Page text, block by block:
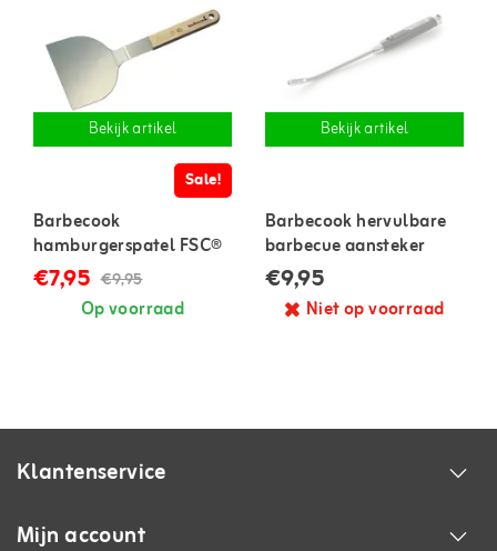
Bekijk artikel
Sale!
Barbecook
hamburgerspatel FSC®
€7,95 €9,95
Op voorraad
Bekijk artikel
Barbecook hervulbare
barbecue aansteker
€9,95
Niet op voorraad
Klantenservice
Mijn account